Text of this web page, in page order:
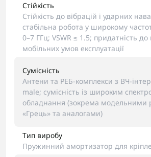
Стійкість
Стійкість до вібрацій і ударних
стабільна робота у широкому
0–7 ГГц; VSWR ≤ 1.5; придатність до
мобільних умов експлуатації
Сумісність
Антени та РЕБ-комплекси з ВЧ-
male; сумісність із широким
обладнання (зокрема модельними
«Грець» та аналогами)
Тип виробу
Пружинний амортизатор для